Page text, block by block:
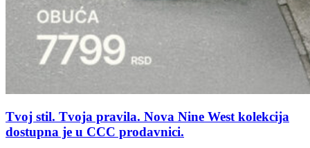
Tvoj stil. Tvoja pravila. Nova Nine West kolekcija
dostupna je u CCC prodavnici.